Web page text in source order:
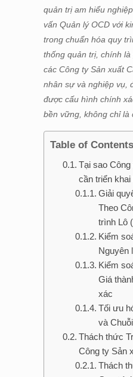
quản trị am hiểu
vấn Quản lý OCD với
trong chuẩn hóa quy
thống quản trị, chính
các Công ty Sản xuất
nhân sự và nghiệp vụ,
được cấu hình chính
bền vững, không chỉ là
Table of Contents
Tại sao
cần triển khai
Giải
Theo
trình Lô
Kiểm
Nguyên
Kiểm
Giá
xác
Tối ưu
và
Thách thức
Công ty Sản
Thách